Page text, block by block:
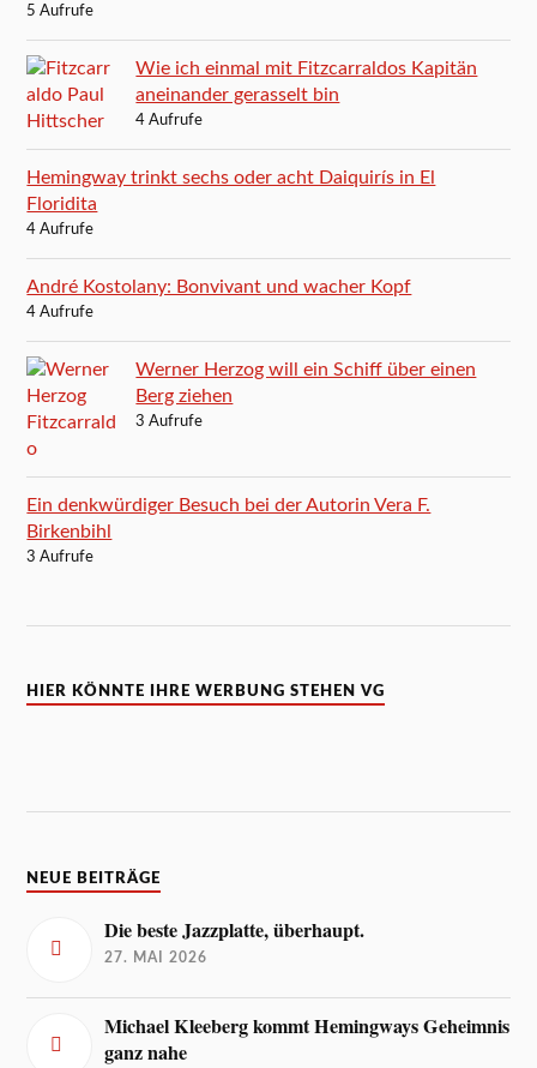
5 Aufrufe
Wie ich einmal mit Fitzcarraldos Kapitän
aneinander gerasselt bin
4 Aufrufe
Hemingway trinkt sechs oder acht Daiquirís in El
Floridita
4 Aufrufe
André Kostolany: Bonvivant und wacher Kopf
4 Aufrufe
Werner Herzog will ein Schiff über einen
Berg ziehen
3 Aufrufe
Ein denkwürdiger Besuch bei der Autorin Vera F.
Birkenbihl
3 Aufrufe
HIER KÖNNTE IHRE WERBUNG STEHEN VG
NEUE BEITRÄGE
Die beste Jazzplatte, überhaupt.
27. MAI 2026
Michael Kleeberg kommt Hemingways Geheimnis
ganz nahe